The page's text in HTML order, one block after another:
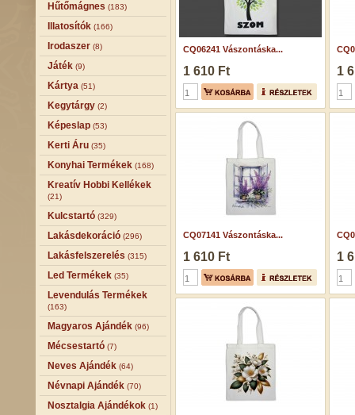
Hűtőmágnes (183)
Illatosítók (166)
Irodaszer (8)
Játék (9)
Kártya (51)
Kegytárgy (2)
Képeslap (53)
Kerti Áru (35)
Konyhai Termékek (168)
Kreatív Hobbi Kellékek
(21)
Kulcstartó (329)
Lakásdekoráció (296)
Lakásfelszerelés (315)
Led Termékek (35)
Levendulás Termékek
(163)
Magyaros Ajándék (96)
Mécsestartó (7)
Neves Ajándék (64)
Névnapi Ajándék (70)
Nosztalgia Ajándékok (1)
CQ06241 Vászontáska...
1 610 Ft 1
CQ07141 Vászontáska...
1 610 Ft 1